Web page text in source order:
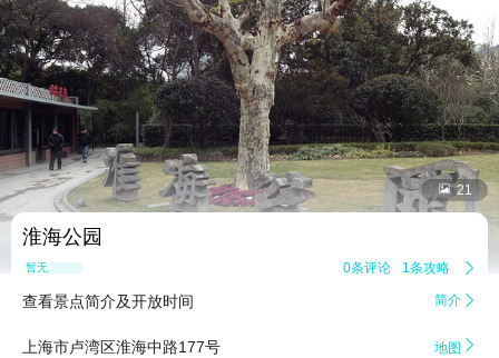
 21
淮海公园
暂无点评 0条评论 1条攻略 
查看景点简介及开放时间 简介 
上海市卢湾区淮海中路177号 地图 
